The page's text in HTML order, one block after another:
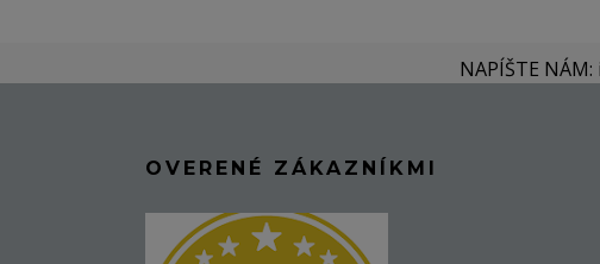
NAPÍŠTE
OVERENÉ ZÁKAZNÍKMI